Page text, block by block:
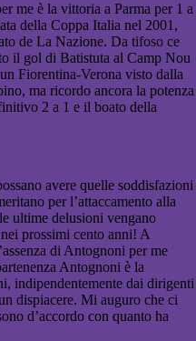
me è la vittoria a Parma per 1 a
della Coppa Italia nel 2001,
de La Nazione. Da tifoso ce
il gol di Batistuta al Camp Nou
Fiorentina-Verona visto dalla
ma ricordo ancora la potenza
2 a 1 e il boato della
avere quelle soddisfazioni
per l’attaccamento alla
ultime delusioni vengano
prossimi cento anni! A
di Antognoni per me
Antognoni è la
indipendentemente dai dirigenti
dispiacere. Mi auguro che ci
d’accordo con quanto ha